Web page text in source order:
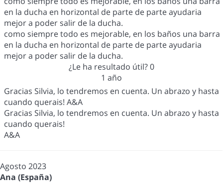
en la ducha en horizontal de parte de parte ayudaria
mejor a poder salir de la ducha.
como siempre todo es mejorable, en los baños una barra
en la ducha en horizontal de parte de parte ayudaria
mejor a poder salir de la ducha.
¿Le ha resultado útil?0
1 año
Gracias Silvia, lo tendremos en cuenta. Un abrazo y hasta
cuando querais! A&A
Gracias Silvia, lo tendremos en cuenta. Un abrazo y hasta
cuando querais!
A&A
Agosto 2023
Ana (España)